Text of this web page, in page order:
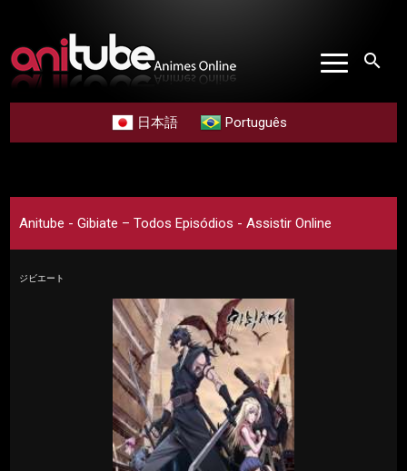
search
日本語 Português
Anitube - Gibiate – Todos Episódios - Assistir Online
ジビエート